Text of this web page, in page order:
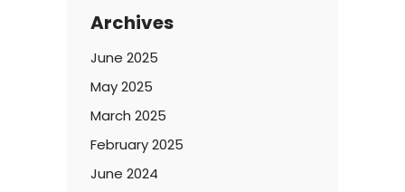
Archives
June 2025
May 2025
March 2025
February 2025
June 2024